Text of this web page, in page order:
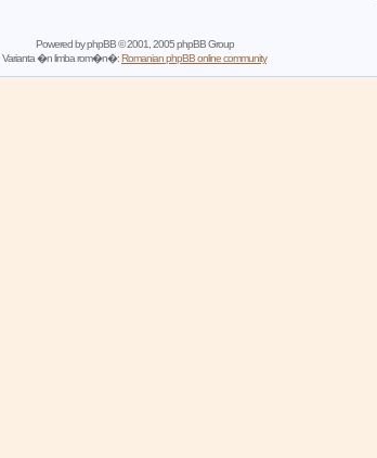
Powered byphpBB© 2001, 2005 phpBB Group
Varianta �n limba rom�n�:Romanian phpBB online community